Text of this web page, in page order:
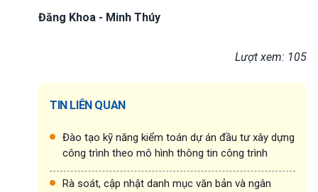
Đăng Khoa - Minh Thúy
Lượt xem: 105
TIN LIÊN QUAN
Đào tạo kỹ năng kiểm toán dự án đầu tư xây dựng
công trình theo mô hình thông tin công trình
Rà soát, cập nhật danh mục văn bản và ngân